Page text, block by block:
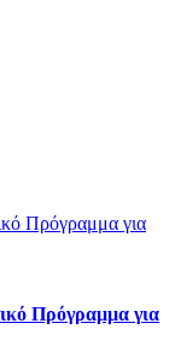
Πρόγραμμα για